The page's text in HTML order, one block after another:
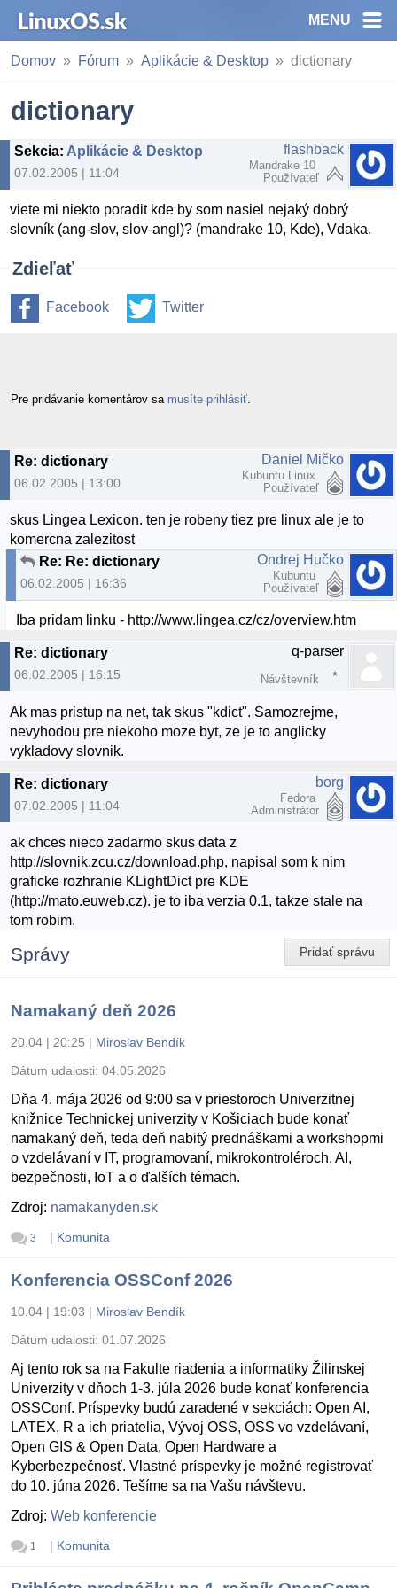
MENU
Domov Fórum Aplikácie & Desktop dictionary
dictionary
Sekcia: Aplikácie & Desktop
07.02.2005 | 11:04
flashback
Mandrake 10
Používateľ
viete mi niekto poradit kde by som nasiel nejaký dobrý
slovník (ang-slov, slov-angl)? (mandrake 10, Kde), Vdaka.
Zdieľať
Facebook Twitter
Pre pridávanie komentárov sa musíte prihlásiť
Re: dictionary
06.02.2005 | 13:00
Daniel Mičko
Kubuntu Linux
Používateľ
skus Lingea Lexicon. ten je robeny tiez pre linux ale je to
komercna zalezitost
Re: Re: dictionary
06.02.2005 | 16:36
Ondrej Hučko
Kubuntu
Používateľ
Iba pridam linku - http://www.lingea.cz/cz/overview.htm
Re: dictionary
06.02.2005 | 16:15
q-parser
Návštevník
Ak mas pristup na net, tak skus "kdict". Samozrejme,
nevyhodou pre niekoho moze byt, ze je to anglicky
vykladovy slovnik.
Re: dictionary
07.02.2005 | 11:04
borg
Fedora
Administrátor
ak chces nieco zadarmo skus data z
http://slovnik.zcu.cz/download.php, napisal som k nim
graficke rozhranie KLightDict pre KDE
(http://mato.euweb.cz). je to iba verzia 0.1, takze stale na
tom robim.
Pridať správu
Správy
Namakaný deň 2026
20.04 | 20:25 | Miroslav Bendík
Dátum udalosti: 04.05.2026
Dňa 4. mája 2026 od 9:00 sa v priestoroch Univerzitnej
knižnice Technickej univerzity v Košiciach bude konať
namakaný deň, teda deň nabitý prednáškami a workshopmi
o vzdelávaní v IT, programovaní, mikrokontroléroch, AI,
bezpečnosti, IoT a o ďalších témach.
Zdroj: namakanyden.sk
3 | Komunita
Konferencia OSSConf 2026
10.04 | 19:03 | Miroslav Bendík
Dátum udalosti: 01.07.2026
Aj tento rok sa na Fakulte riadenia a informatiky Žilinskej
Univerzity v dňoch 1-3. júla 2026 bude konať konferencia
OSSConf. Príspevky budú zaradené v sekciách: Open AI,
LATEX, R a ich priatelia, Vývoj OSS, OSS vo vzdelávaní,
Open GIS & Open Data, Open Hardware a
Kyberbezpečnosť. Vlastné príspevky je možné registrovať
do 10. júna 2026. Tešíme sa na Vašu návštevu.
Zdroj: Web konferencie
1 | Komunita